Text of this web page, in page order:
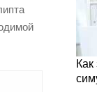
Как